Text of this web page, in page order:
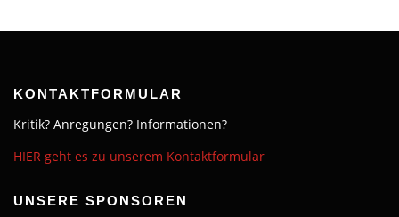
KONTAKTFORMULAR
Kritik? Anregungen? Informationen?
HIER geht es zu unserem Kontaktformular
UNSERE SPONSOREN